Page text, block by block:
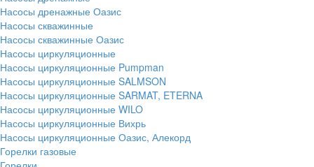
Насосы дренажные Оазис
Насосы скважинные
Насосы скважинные Оазис
Насосы циркуляционные
Насосы циркуляционные Pumpman
Насосы циркуляционные SALMSON
Насосы циркуляционные SARMAT, ETERNA
Насосы циркуляционные WILO
Насосы циркуляционные Вихрь
Насосы циркуляционные Оазис, Алекорд
Горелки газовые